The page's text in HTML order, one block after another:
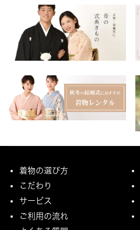
着物の選び方
こだわり
サービス
ご利用の流れ